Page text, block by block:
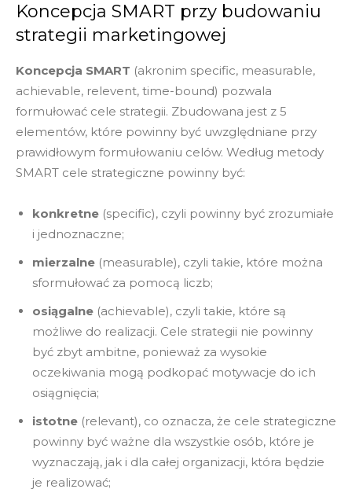
Koncepcja SMART przy budowaniu
strategii marketingowej
Koncepcja SMART (akronim specific, measurable,
achievable, relevent, time-bound) pozwala
formułować cele strategii. Zbudowana jest z 5
elementów, które powinny być uwzględniane przy
prawidłowym formułowaniu celów. Według metody
SMART cele strategiczne powinny być:
konkretne (specific), czyli powinny być zrozumiałe
i jednoznaczne;
mierzalne (measurable), czyli takie, które można
sformułować za pomocą liczb;
osiągalne (achievable), czyli takie, które są
możliwe do realizacji. Cele strategii nie powinny
być zbyt ambitne, ponieważ za wysokie
oczekiwania mogą podkopać motywacje do ich
osiągnięcia;
istotne (relevant), co oznacza, że cele strategiczne
powinny być ważne dla wszystkie osób, które je
wyznaczają, jak i dla całej organizacji, która będzie
je realizować;